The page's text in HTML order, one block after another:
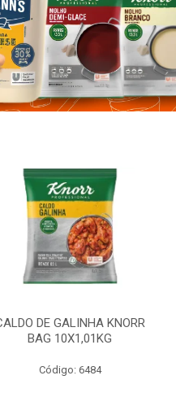
CALDO DE CARNE KNORR
BAG 10X1,01KG
Código: 6482